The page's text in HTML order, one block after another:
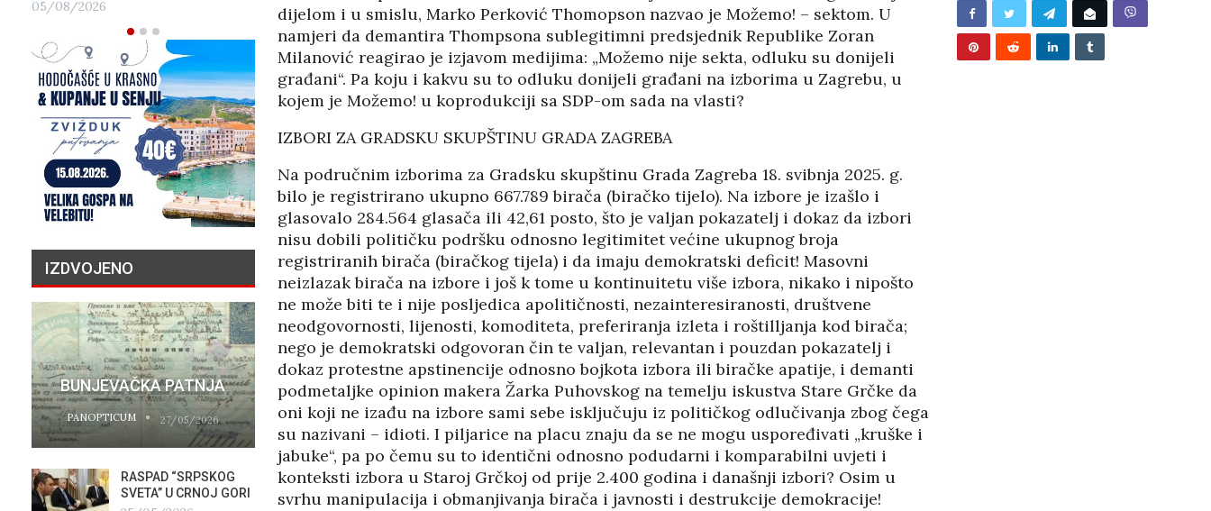
dijelom i u smislu, Marko Perković Thomopson nazvao je Možemo! – sektom. U
namjeri da demantira Thompsona sublegitimni predsjednik Republike Zoran
Milanović reagirao je izjavom medijima: „Možemo nije sekta, odluku su donijeli
građani“. Pa koju i kakvu su to odluku donijeli građani na izborima u Zagrebu, u
kojem je Možemo! u koprodukciji sa SDP-om sada na vlasti?
IZBORI ZA GRADSKU SKUPŠTINU GRADA ZAGREBA
Na područnim izborima za Gradsku skupštinu Grada Zagreba 18. svibnja 2025. g.
bilo je registrirano ukupno 667.789 birača (biračko tijelo). Na izbore je izašlo i
glasovalo 284.564 glasača ili 42,61 posto, što je valjan pokazatelj i dokaz da izbori
nisu dobili političku podršku odnosno legitimitet većine ukupnog broja
registriranih birača (biračkog tijela) i da imaju demokratski deficit! Masovni
neizlazak birača na izbore i još k tome u kontinuitetu više izbora, nikako i nipošto
ne može biti te i nije posljedica apolitičnosti, nezainteresiranosti, društvene
neodgovornosti, lijenosti, komoditeta, preferiranja izleta i roštilljanja kod birača;
nego je demokratski odgovoran čin te valjan, relevantan i pouzdan pokazatelj i
dokaz protestne apstinencije odnosno bojkota izbora ili biračke apatije, i demanti
podmetaljke opinion makera Žarka Puhovskog na temelju iskustva Stare Grčke da
oni koji ne izađu na izbore sami sebe isključuju iz političkog odlučivanja zbog čega
su nazivani – idioti. I piljarice na placu znaju da se ne mogu uspoređivati „kruške i
jabuke“, pa po čemu su to identični odnosno podudarni i komparabilni uvjeti i
konteksti izbora u Staroj Grčkoj od prije 2.400 godina i današnji izbori? Osim u
svrhu manipulacija i obmanjivanja birača i javnosti i destrukcije demokracije!
05/08/2026 05/08/2026
IZDVOJENO
BUNJEVAČKA PATNJA
PANOPTICUM 27/05/2026
RASPAD “SRPSKOG
SVETA” U CRNOJ GORI
PRIČA O NESTALIM
MILIJUNIMA
PANOPTICUM 03/04/2026
GALERIJA FORUM ILI
AGITPROP GALERIJA
HRVATI U VOJVODINI
OSUĐENI NA
ASIMILACIJU
PANOPTICUM 12/01/2026
AKADEMSKE VEZE:
ULOGA KINE U
BUNJEVAČKA PATNJA
PANOPTICUM 27/05/2026
RASPAD “SRPSKOG
SVETA” U CRNOJ GORI